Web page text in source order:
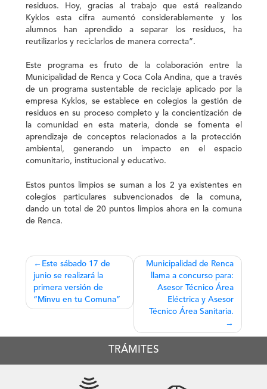
residuos. Hoy, gracias al trabajo que está realizando
Kyklos esta cifra aumentó considerablemente y los
alumnos han aprendido a separar los residuos, ha
reutilizarlos y reciclarlos de manera correcta”.
Este programa es fruto de la colaboración entre la
Municipalidad de Renca y Coca Cola Andina, que a través
de un programa sustentable de reciclaje aplicado por la
empresa Kyklos, se establece en colegios la gestión de
residuos en su proceso completo y la concientización de
la comunidad en esta materia, donde se fomenta el
aprendizaje de conceptos relacionados a la protección
ambiental, generando un impacto en el espacio
comunitario, institucional y educativo.
Estos puntos limpios se suman a los 2 ya existentes en
colegios particulares subvencionados de la comuna,
dando un total de 20 puntos limpios ahora en la comuna
de Renca.
Navegación
de
entradas
Este sábado 17 de
junio se realizará la
primera versión de
“Minvu en tu Comuna”
Municipalidad de Renca
llama a concurso para:
Asesor Técnico Área
Eléctrica y Asesor
Técnico Área Sanitaria.
TRÁMITES